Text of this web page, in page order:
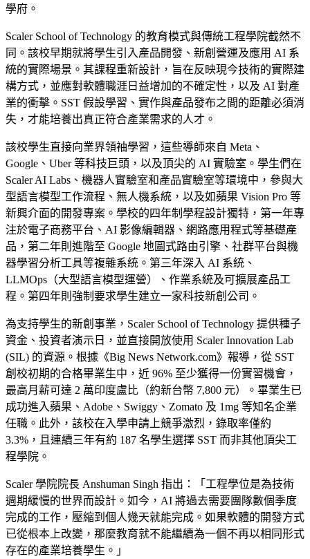
學府。
Scaler School of Technology 的教育模式與傳統工程學院截然不
同。該校早期就將學生引入產品開發、新創營運及應用 AI 系
統的實際場景。其課程重新設計，旨在反映現今技術的實際建
構方式，並應對軟體職涯日益增加的不確定性，以及 AI 對產
業的衝擊。SST 假設學習、實作與產品發布之間的距離必須消
失，才能培養出真正符合產業需求的人才。
該校學生直接向業界領袖學習，這些導師來自 Meta、
Google、Uber 等科技巨頭，以及頂尖的 AI 實驗室。學生們在
Scaler AI Labs、機器人實驗室和產品實驗室等環境中，參與大
型語言模型工作流程、無人機系統，以及如蘋果 Vision Pro 等
新興介面的開發專案。學校的四年制學程設計獨特，第一年專
注於電子商務平台、AI 影像編輯器、網路應用程式等基礎產
品，第二年則進階至 Google 地圖式路由引擎、社群平台與機
器學習分析工具等複雜系統。第三年深入 AI 系統、
LLMOps（大型語言模型運營）、作業系統及可擴展產品工
程。第四年則強制要求學生建立一家科技新創公司。
為支持學生的新創事業，Scaler School of Technology 提供種子
資金、投資者演示日，並直接開放使用 Scaler Innovation Lab
(SIL) 的資源。根據《Big News Network.com》報導，從 SST
創校初期的合格畢業生中，近 96% 至少獲得一份實習機會，
最高月薪可達 2 萬印度盧比（約新台幣 7,800 元）。畢業生已
成功進入蘋果、Adobe、Swiggy、Zomato 及 1mg 等知名企業
任職。此外，該校在入學申請上競爭激烈，錄取率僅約
3.3%，且連續三年有約 187 名學生選擇 SST 而非其他頂尖工
程學院。
Scaler 學院院長 Anshuman Singh 指出：「工程學位是為技術
週期緩慢的世界而設計。如今，AI 將過去需要團隊數個季度
完成的工作，壓縮到個人幾天就能完成。如果軟體的開發方式
已從根本上改變，那麼教育就不能繼續為一個不再以相同形式
存在的產業培養學生。」